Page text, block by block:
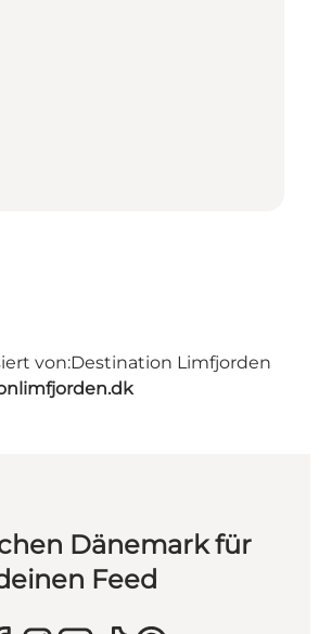
von:Destination Limfjorden
Dänemark für
Feed